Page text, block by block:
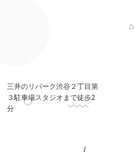
三井のリパーク渋谷２丁目第
３駐車場スタジオまで徒歩2
分